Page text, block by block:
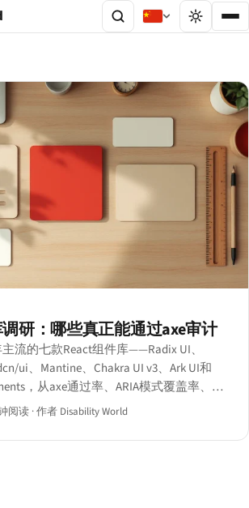
研：哪些真正能通过axe审计
流的七款React组件库——Radix UI、
ui、Mantine、Chakra UI v3、Ark UI和
，从axe通过率、ARIA模式覆盖率、键
四个维度逐一评分。
阅读 ·作者 Disability World